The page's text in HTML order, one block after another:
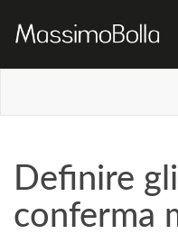
Definire
conferma